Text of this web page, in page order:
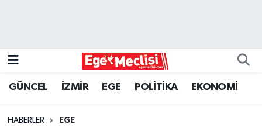
GÜNCEL İZMİR EGE POLİTİKA EKONOMİ
HABERLER EGE
GÜNCEL